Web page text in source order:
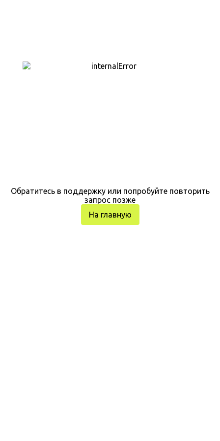
Обратитесь в поддержку или попробуйте повторить
запрос позже
На главную